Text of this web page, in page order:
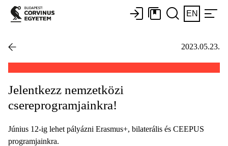
EN
2023.05.23.
Jelentkezz nemzetközi
csereprogramjainkra!
Június 12-ig lehet pályázni Erasmus+, bilaterális és CEEPUS
programjainkra.